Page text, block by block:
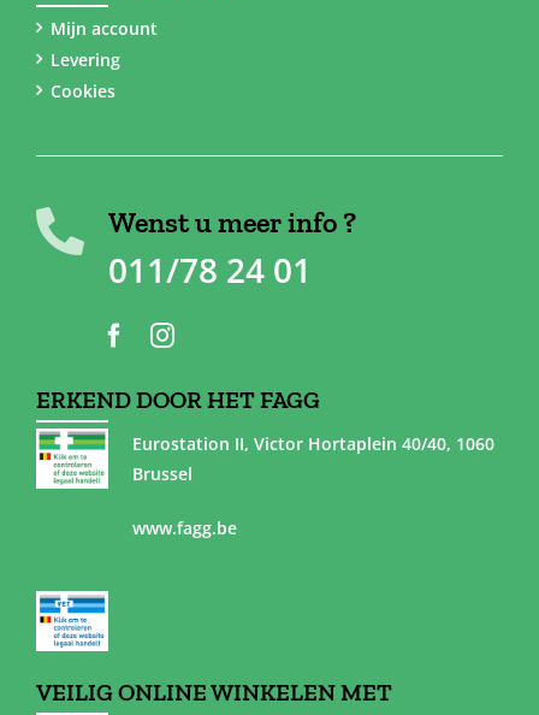
Mijn account
Levering
Cookies
Wenst u meer info ?
011/78 24 01
ERKEND DOOR HET FAGG
Eurostation II, Victor Hortaplein 40/40, 1060
Brussel
www.fagg.be
VEILIG ONLINE WINKELEN MET